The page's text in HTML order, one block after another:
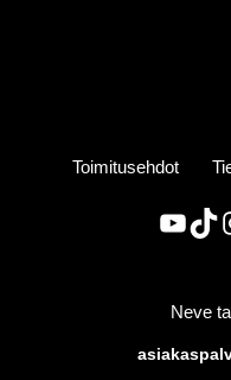
Toimitusehdot
Neve